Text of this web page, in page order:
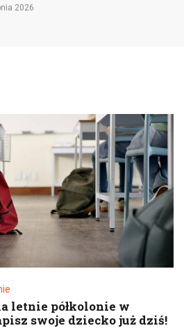
2026
letnie półkolonie w
swoje dziecko już dziś!